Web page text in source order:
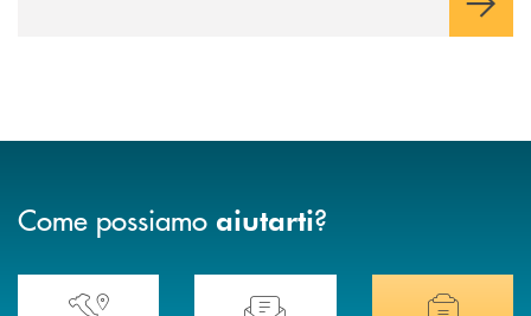
Come possiamo aiutarti?
Accedi all' elenco completo delle nostre&nbsp; filiali .
Ti serve assistenza immediata? Contattaci!
Hai bisogno di